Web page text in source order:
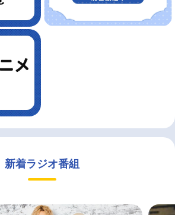
新着ラジオ番組